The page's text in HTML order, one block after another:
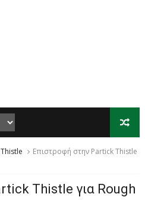
Επιστροφή στην Partick Thistle
Thistle για Rough